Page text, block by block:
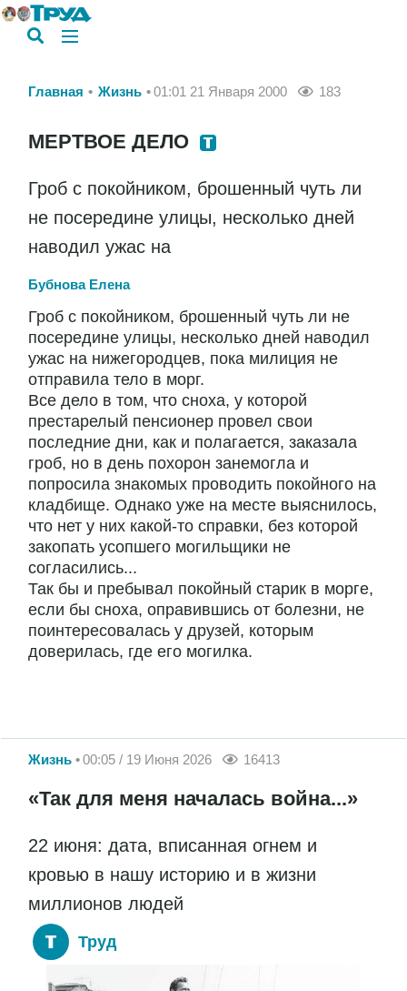
Главная Жизнь 01:01 21 Января 2000 183
МЕРТВОЕ ДЕЛО
Гроб с покойником, брошенный чуть ли
не посередине улицы, несколько дней
наводил ужас на
Бубнова Елена
Гроб с покойником, брошенный чуть ли не
посередине улицы, несколько дней наводил
ужас на нижегородцев, пока милиция не
отправила тело в морг.
Все дело в том, что сноха, у которой
престарелый пенсионер провел свои
последние дни, как и полагается, заказала
гроб, но в день похорон занемогла и
попросила знакомых проводить покойного на
кладбище. Однако уже на месте выяснилось,
что нет у них какой-то справки, без которой
закопать усопшего могильщики не
согласились...
Так бы и пребывал покойный старик в морге,
если бы сноха, оправившись от болезни, не
поинтересовалась у друзей, которым
доверилась, где его могилка.
Жизнь 00:05 / 19 Июня 2026 16413
«Так для меня началась война...»
22 июня: дата, вписанная огнем и
кровью в нашу историю и в жизни
миллионов людей
Труд